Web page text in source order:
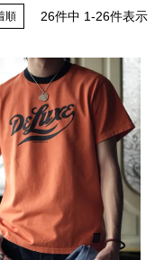
順 26件中 1-26件表示